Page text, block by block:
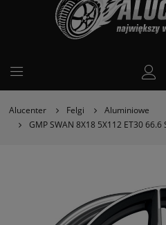
Alucenter Felgi
Aluminiowe
GMP SWAN 8X18 5X112 ET30 66.6